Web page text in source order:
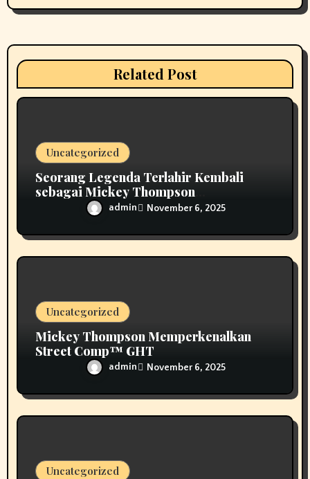
a
t
o
Related Post
Uncategorized
Seorang Legenda Terlahir Kembali
sebagai Mickey Thompson
Memperkenalkan Roda Tempa Klasik
admin November 6, 2025
Uncategorized
Mickey Thompson Memperkenalkan
Street Comp™ GHT
admin November 6, 2025
Uncategorized